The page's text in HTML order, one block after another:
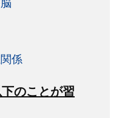
係
のことが習